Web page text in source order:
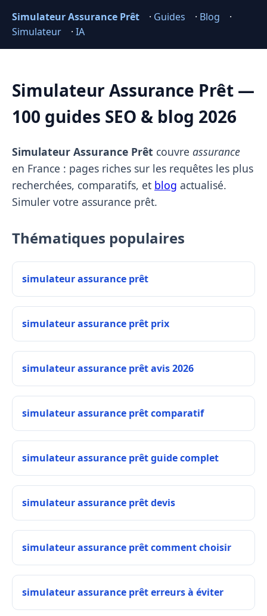
Simulateur Assurance Prêt · Guides · Blog
·
Simulateur
· IA
Simulateur Assurance Prêt —
100 guides SEO & blog 2026
Simulateur Assurance Prêt couvre assurance
en France : pages riches sur les requêtes les plus
recherchées, comparatifs, et blog actualisé.
Simuler votre assurance prêt.
Thématiques populaires
simulateur assurance prêt
simulateur assurance prêt prix
simulateur assurance prêt avis 2026
simulateur assurance prêt comparatif
simulateur assurance prêt guide complet
simulateur assurance prêt devis
simulateur assurance prêt comment choisir
simulateur assurance prêt erreurs à éviter